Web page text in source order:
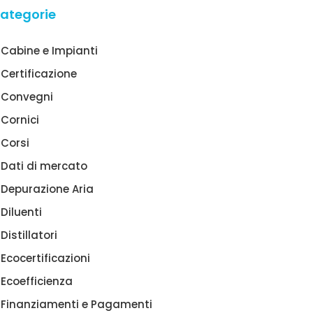
Cabine e Impianti
Certificazione
Convegni
Cornici
Corsi
Dati di mercato
Depurazione Aria
Diluenti
Distillatori
Ecocertificazioni
Ecoefficienza
Finanziamenti e Pagamenti